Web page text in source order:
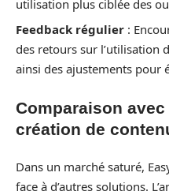
utilisation plus ciblée des
Feedback régulier :
des retours sur l’utilisation
ainsi des ajustements pour
Comparaison
création de
Dans un marché saturé,
face à d’autres solutions.